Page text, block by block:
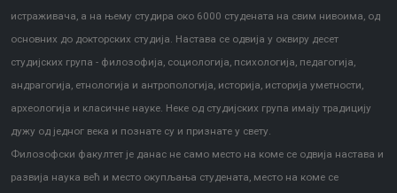
истраживача, а на њему студира око 6000 студената на свим нивоима, од
основних до докторских студија. Настава се одвија у оквиру десет
студијских група - филозофија, социологија, психологија, педагогија,
андрагогија, етнологија и антропологија, историја, историја уметности,
археологија и класичне науке. Неке од студијских група имају традицију
дужу од једног века и познате су и признате у свету.
Филозофски факултет је данас не само место на коме се одвија настава и
развија наука већ и место окупљања студената, место на коме се